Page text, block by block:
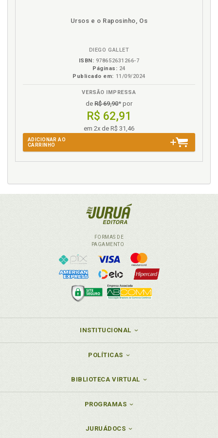
Ursos e o Raposinho, Os
DIEGO GALLET
ISBN: 978652631266-7
Páginas: 24
Publicado em: 11/09/2024
VERSÃO IMPRESSA
de R$ 69,90* por
R$ 62,91
em 2x de R$ 31,46
ADICIONAR AO
CARRINHO
FORMAS DE
PAGAMENTO
INSTITUCIONAL
POLÍTICAS
BIBLIOTECA VIRTUAL
PROGRAMAS
JURUÁDOCS